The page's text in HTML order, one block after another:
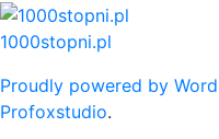
Skip
to
1000stopni.pl
Proudly powered by
Profoxstudio.